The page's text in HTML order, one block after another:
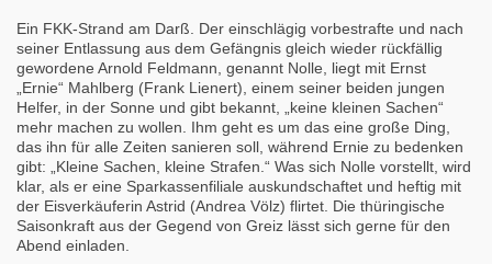
Ein FKK-Strand am Darß. Der einschlägig vorbestrafte und nach
seiner Entlassung aus dem Gefängnis gleich wieder rückfällig
gewordene Arnold Feldmann, genannt Nolle, liegt mit Ernst
„Ernie“ Mahlberg (Frank Lienert), einem seiner beiden jungen
Helfer, in der Sonne und gibt bekannt, „keine kleinen Sachen“
mehr machen zu wollen. Ihm geht es um das eine große Ding,
das ihn für alle Zeiten sanieren soll, während Ernie zu bedenken
gibt: „Kleine Sachen, kleine Strafen.“ Was sich Nolle vorstellt, wird
klar, als er eine Sparkassenfiliale auskundschaftet und heftig mit
der Eisverkäuferin Astrid (Andrea Völz) flirtet. Die thüringische
Saisonkraft aus der Gegend von Greiz lässt sich gerne für den
Abend einladen.